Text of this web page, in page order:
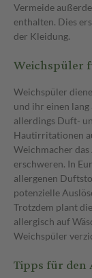
Vermeide
enthalten. Dies
der Kleidung.
Weichspüler
Weichspüler
und ihr einen
allerdings Duft-
Hautirritationen
Weichmacher das
erschweren. In
allergenen
potenzielle
Trotzdem plant
allergisch auf
Weichspüler
Tipps für